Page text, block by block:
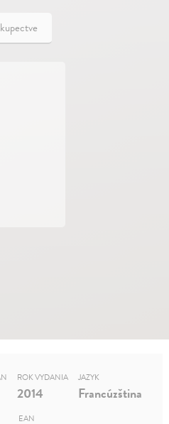
ROK VYDANIA
2014
JAZYK
Francúzština
EAN